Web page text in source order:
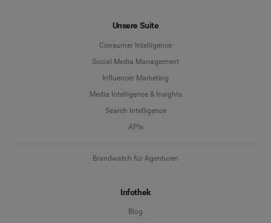
Unsere Suite
Consumer Intelligence
Social Media Management
Influencer Marketing
Media Intelligence & Insights
Search Intelligence
APIs
Brandwatch für Agenturen
Infothek
Blog